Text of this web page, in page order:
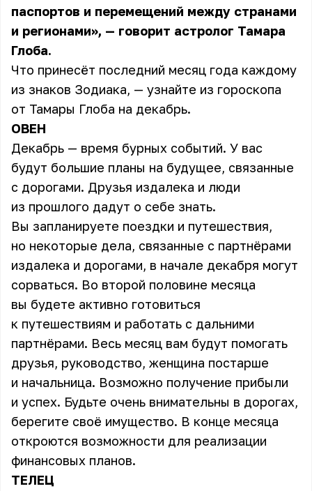
паспортов и перемещений между странами
и регионами», — говорит астролог Тамара
Глоба.
Что принесёт последний месяц года каждому
из знаков Зодиака, — узнайте из гороскопа
от Тамары Глоба на декабрь.
ОВЕН
Декабрь — время бурных событий. У вас
будут большие планы на будущее, связанные
с дорогами. Друзья издалека и люди
из прошлого дадут о себе знать.
Вы запланируете поездки и путешествия,
но некоторые дела, связанные с партнёрами
издалека и дорогами, в начале декабря могут
сорваться. Во второй половине месяца
вы будете активно готовиться
к путешествиям и работать с дальними
партнёрами. Весь месяц вам будут помогать
друзья, руководство, женщина постарше
и начальница. Возможно получение прибыли
и успех. Будьте очень внимательны в дорогах,
берегите своё имущество. В конце месяца
откроются возможности для реализации
финансовых планов.
ТЕЛЕЦ